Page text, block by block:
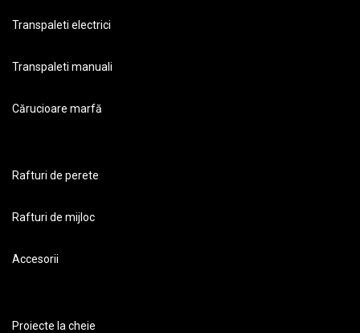
Transpaleti electrici
Transpaleti manuali
Cărucioare marfă
Rafturi de perete
Rafturi de mijloc
Accesorii
Proiecte la cheie